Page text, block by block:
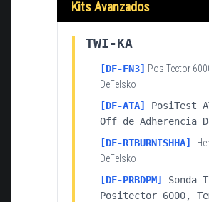
Kits Avanzados
TWI-KA
[DF-FN3] PosiTector
DeFelsko
[DF-ATA] PosiTest
Off de Adherencia
[DF-RTBURNISHHA]
DeFelsko
[DF-PRBDPM] Sonda
Positector 6000,